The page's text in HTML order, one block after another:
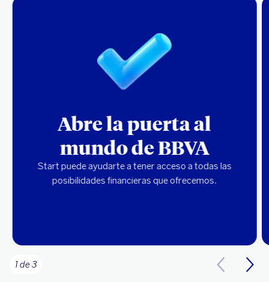
Abre la puerta al
mundo de BBVA
Start puede ayudarte a tener acceso a todas las
posibilidades financieras que ofrecemos.
1 de 3